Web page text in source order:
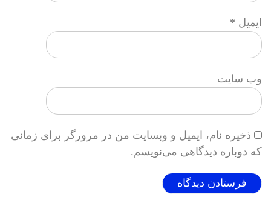
ایمیل *
وب‌ سایت
ذخیره نام، ایمیل و وبسایت من در مرورگر برای زمانی
که دوباره دیدگاهی می‌نویسم.